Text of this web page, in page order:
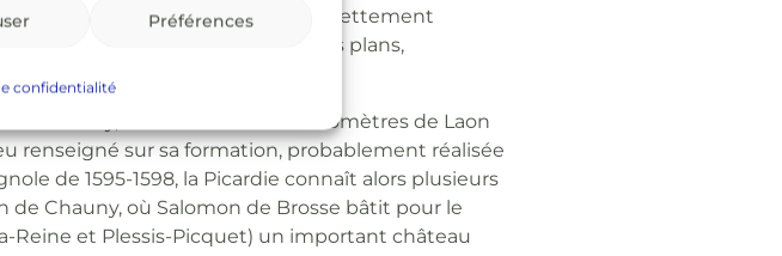
Préférences
confidentialité
des plans, dont l’articulation est nettement
très sensibles dans les premiers plans,
de Chauny, à une trentaine de kilomètres de Laon
renseigné sur sa formation, probablement réalisée
de 1595-1598, la Picardie connaît alors plusieurs
Chauny, où Salomon de Brosse bâtit pour le
Reine et Plessis-Picquet) un important château